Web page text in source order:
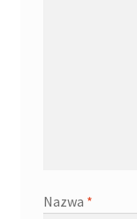
Nazwa *